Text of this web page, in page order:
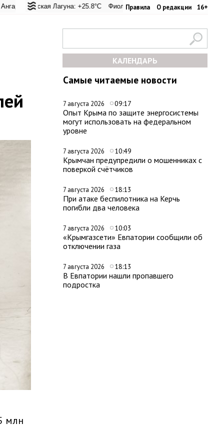
Правила О редакции 16+
Лагуна: +25.8°C Фиолент: +26.4°C Казачья бухта: +26.2°C
+20.9°C Евпатория: +23.6°C Керчь: +33.4°C Никитский сад:
КАЛЕНДАРЬ
Самые читаемые новости
7 августа 2026 09:17
Опыт Крыма по защите энергосистемы
могут использовать на федеральном
уровне
7 августа 2026 10:49
Крымчан предупредили о мошенниках с
поверкой счётчиков
7 августа 2026 18:13
При атаке беспилотника на Керчь
погибли два человека
7 августа 2026 10:03
«Крымгазсети» Евпатории сообщили об
отключении газа
7 августа 2026 18:13
В Евпатории нашли пропавшего
подростка
млн